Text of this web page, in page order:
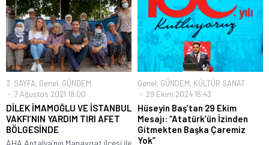
3. SAYFA, Genel, GÜNDEM
7 Ağustos 2021 18:00
DİLEK İMAMOĞLU VE İSTANBUL
VAKFI’NIN YARDIM TIRI AFET
BÖLGESİNDE
AHA.Antalya’nın Manavgat ilçesi ile
Genel, GÜNDEM, KÜLTÜR SANAT
29 Ekim 2024 16:43
Hüseyin Baş’tan 29 Ekim
Mesajı: “Atatürk’ün İzinden
Gitmekten Başka Çaremiz
Yok”